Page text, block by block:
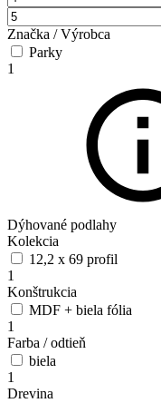
Značka / Výrobca
Parky
1
Dýhované podlahy
Kolekcia
12,2 x 69 profil
1
Konštrukcia
MDF + biela fólia
1
Farba / odtieň
biela
1
Drevina